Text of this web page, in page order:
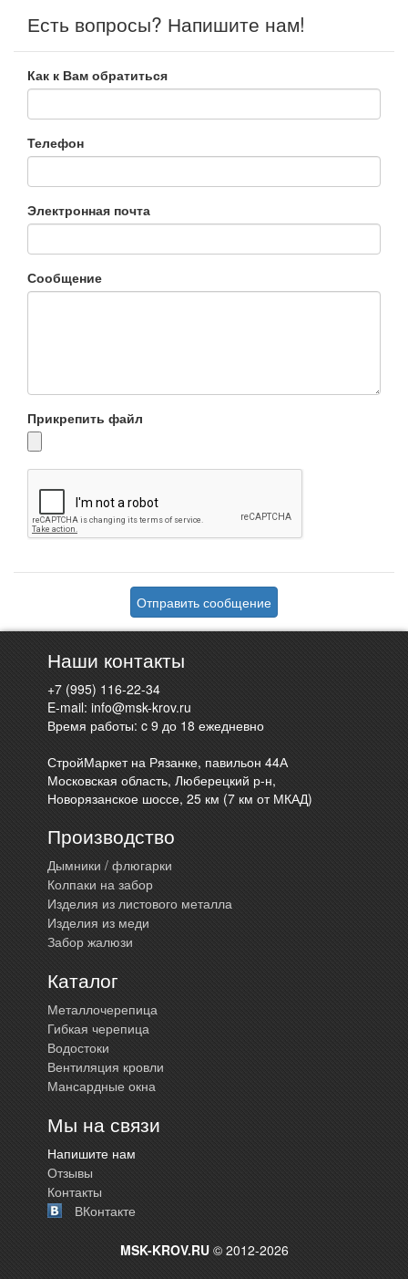
Есть вопросы? Напишите нам!
Как к Вам обратиться
Телефон
Электронная почта
Сообщение
Прикрепить файл
Отправить сообщение
Наши контакты
+7 (995) 116-22-34
E-mail:info@msk-krov.ru
Время работы: c 9 до 18 ежедневно
СтройМаркет на Рязанке, павильон 44А
Московская область, Люберецкий р-н,
Новорязанское шоссе, 25 км (7 км от МКАД)
Производство
Дымники / флюгарки
Колпаки на забор
Изделия из листового металла
Изделия из меди
Забор жалюзи
Каталог
Металлочерепица
Гибкая черепица
Водостоки
Вентиляция кровли
Мансардные окна
Мы на связи
Напишите нам
Отзывы
Контакты
ВКонтакте
MSK-KROV.RU© 2012-2026